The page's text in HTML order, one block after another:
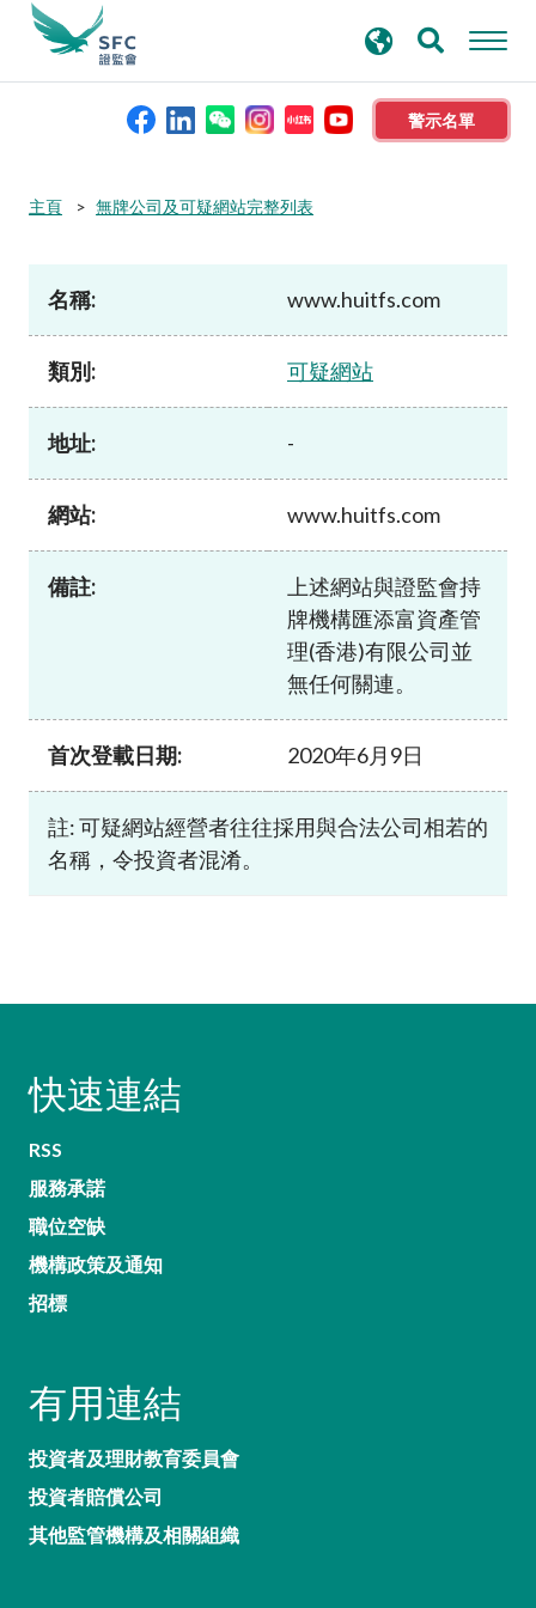
警示名單
本會簡介
規則及標準
資料庫
新聞稿及公布
加入本會
尋
主頁 無牌公司及可疑網站完整列表
名稱: www.huitfs.com
類別: 可疑網站
地址: -
網站: www.huitfs.com
備註:
上述網站與證監會持
牌機構匯添富資產管
理(香港)有限公司並
無任何關連。
首次登載日期: 2020年6月9日
註: 可疑網站經營者往往採用與合法公司相若的
名稱，令投資者混淆。
快速連結
RSS
服務承諾
職位空缺
機構政策及通知
招標
有用連結
投資者及理財教育委員會
投資者賠償公司
其他監管機構及相關組織